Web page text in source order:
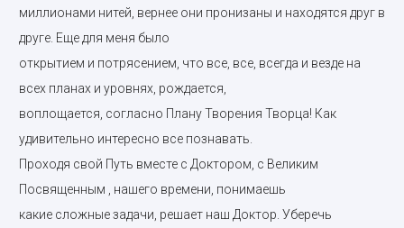
миллионами нитей, вернее они пронизаны и находятся друг в
друге. Еще для меня было
открытием и потрясением, что все, все, всегда и везде на
всех планах и уровнях, рождается,
воплощается, согласно Плану Творения Творца! Как
удивительно интересно все познавать.
Проходя свой Путь вместе с Доктором, с Великим
Посвященным , нашего времени, понимаешь
какие сложные задачи, решает наш Доктор. Уберечь